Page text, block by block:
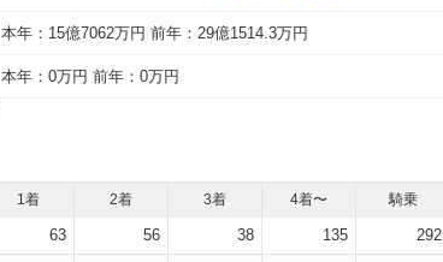
本年：15億7062万円 前年：29億1514.3万円
本年：0万円 前年：0万円
1着 2着 3着 4着〜 騎乗
63 56 38 135 292